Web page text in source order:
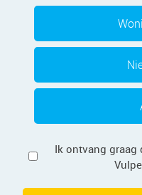
Ik ontvang graag